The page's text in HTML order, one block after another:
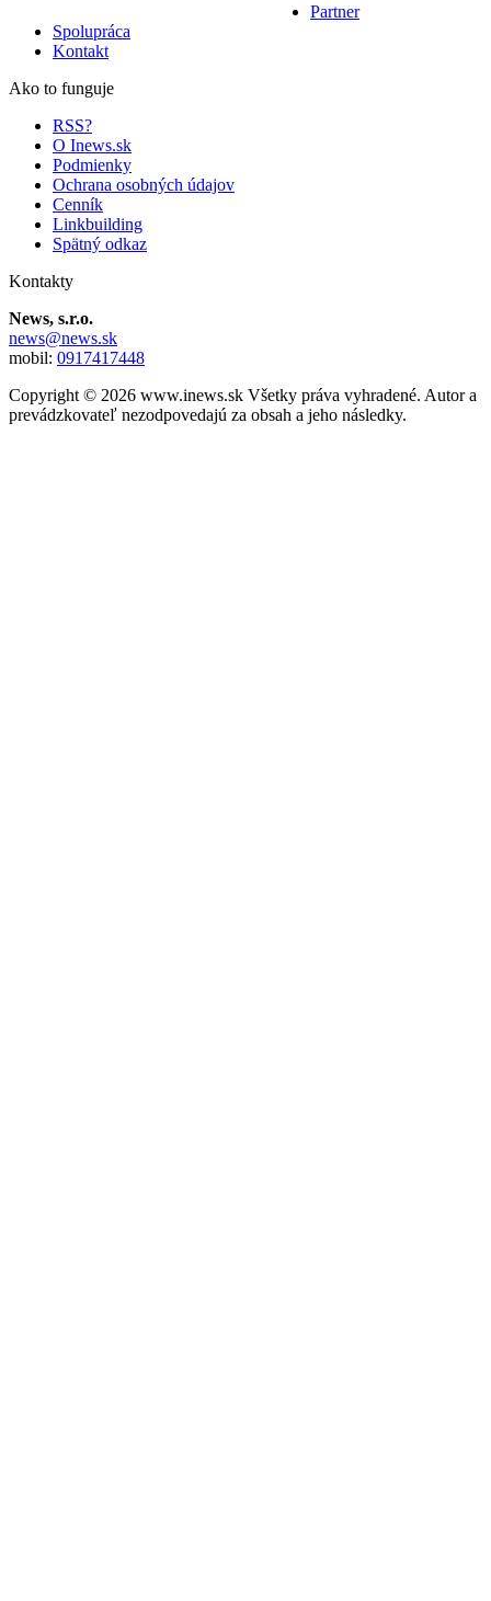
Partner
Spolupráca
Kontakt
Ako to funguje
RSS?
O Inews.sk
Podmienky
Ochrana osobných údajov
Cenník
Linkbuilding
Spätný odkaz
Kontakty
News, s.r.o.
news@news.sk
mobil: 0917417448
Copyright © 2026 www.inews.sk Všetky práva vyhradené. Autor a
prevádzkovateľ nezodpovedajú za obsah a jeho následky.